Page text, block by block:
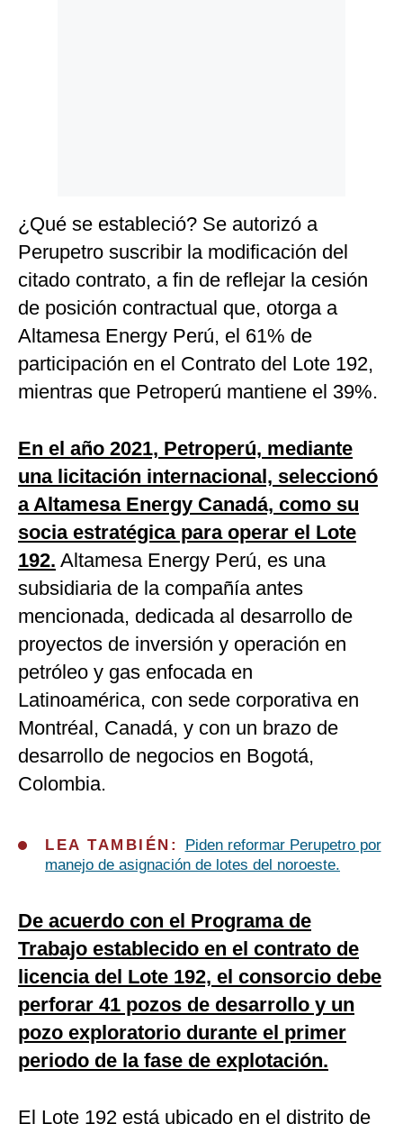
¿Qué se estableció? Se autorizó a
Perupetro suscribir la modificación del
citado contrato, a fin de reflejar la cesión
de posición contractual que, otorga a
Altamesa Energy Perú, el 61% de
participación en el Contrato del Lote 192,
mientras que Petroperú mantiene el 39%.
En el año 2021, Petroperú, mediante
una licitación internacional, seleccionó
a Altamesa Energy Canadá, como su
socia estratégica para operar el Lote
192. Altamesa Energy Perú, es una
subsidiaria de la compañía antes
mencionada, dedicada al desarrollo de
proyectos de inversión y operación en
petróleo y gas enfocada en
Latinoamérica, con sede corporativa en
Montréal, Canadá, y con un brazo de
desarrollo de negocios en Bogotá,
Colombia.
LEA TAMBIÉN:
Piden reformar Perupetro por
manejo de asignación de lotes del noroeste.
De acuerdo con el Programa de
Trabajo establecido en el contrato de
licencia del Lote 192, el consorcio debe
perforar 41 pozos de desarrollo y un
pozo exploratorio durante el primer
periodo de la fase de explotación.
El Lote 192 está ubicado en el distrito de